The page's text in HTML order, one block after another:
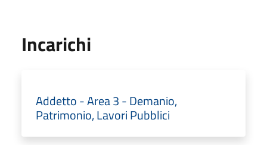
Incarichi
Addetto - Area 3 - Demanio,
Patrimonio, Lavori Pubblici